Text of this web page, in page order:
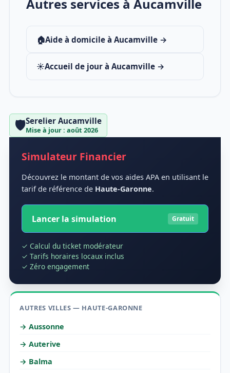
Autres services à Aucamville
🏠Aide à domicile à Aucamville →
☀️Accueil de jour à Aucamville →
🛡️Serelier Aucamville
Mise à jour : août 2026
Simulateur Financier
Découvrez le montant de vos aides APA en utilisant le
tarif de référence de Haute-Garonne.
Lancer la simulation Gratuit
✓ Calcul du ticket modérateur
✓ Tarifs horaires locaux inclus
✓ Zéro engagement
AUTRES VILLES — HAUTE-GARONNE
→ Aussonne
→ Auterive
→ Balma